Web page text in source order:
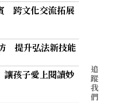
跨文化交流拓展
提升弘法新技能
孩子愛上閱讀妙
追
蹤
我
們